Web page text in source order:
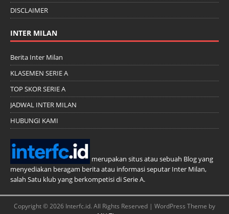
DISCLAIMER
INTER MILAN
Berita Inter Milan
KLASEMEN SERIE A
TOP SKOR SERIE A
JADWAL INTER MILAN
HUBUNGI KAMI
merupakan situs atau sebuah Blog yang
menyediakan beragam berita atau informasi seputar Inter Milan,
salah Satu klub yang berkompetisi di Serie A.
Copyright © 2026 Interfc.id. All Rights Reserved | WordPress Theme by